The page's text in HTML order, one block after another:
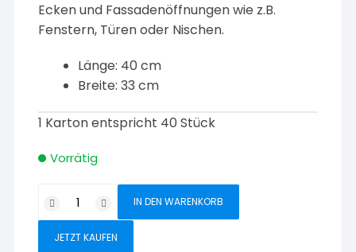
Ecken und Fassadenöffnungen wie z.B.
Fenstern, Türen oder Nischen.
Länge: 40 cm
Breite: 33 cm
1 Karton entspricht 40 Stück
Vorrätig
315
Glasfaserarmierungspfeil
IN DEN WARENKORB
JETZT KAUFEN